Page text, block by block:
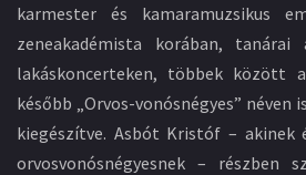
karmester és kamaramuzsikus
zeneakadémista korában,
lakáskoncerteken, többek között
később „Orvos-vonósnégyes”
kiegészítve. Asbót Kristóf – akinek
orvosvonósnégyesnek – részben